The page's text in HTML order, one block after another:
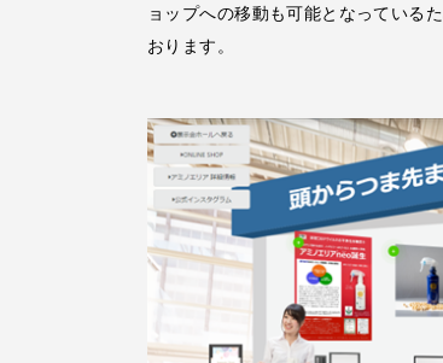
ョップへの移動も可能となっている
おります。